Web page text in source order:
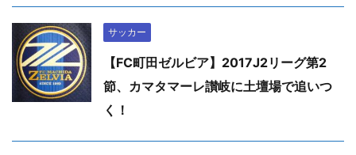
サッカー
【FC町田ゼルビア】2017J2リーグ第2
節、カマタマーレ讃岐に土壇場で追いつ
く！